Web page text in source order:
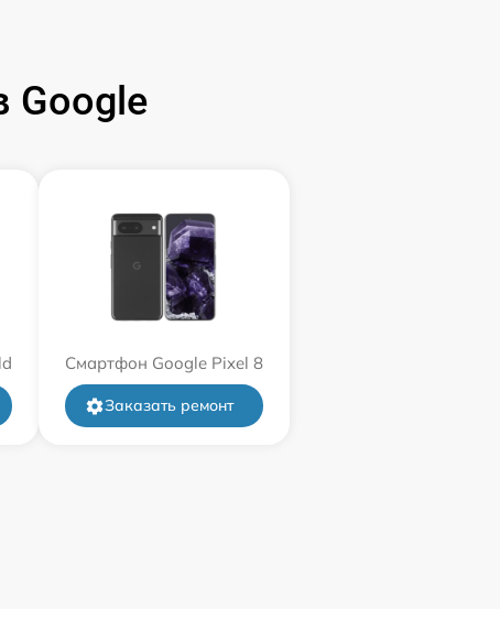
Google
Смартфон Google Pixel 8
Заказать ремонт